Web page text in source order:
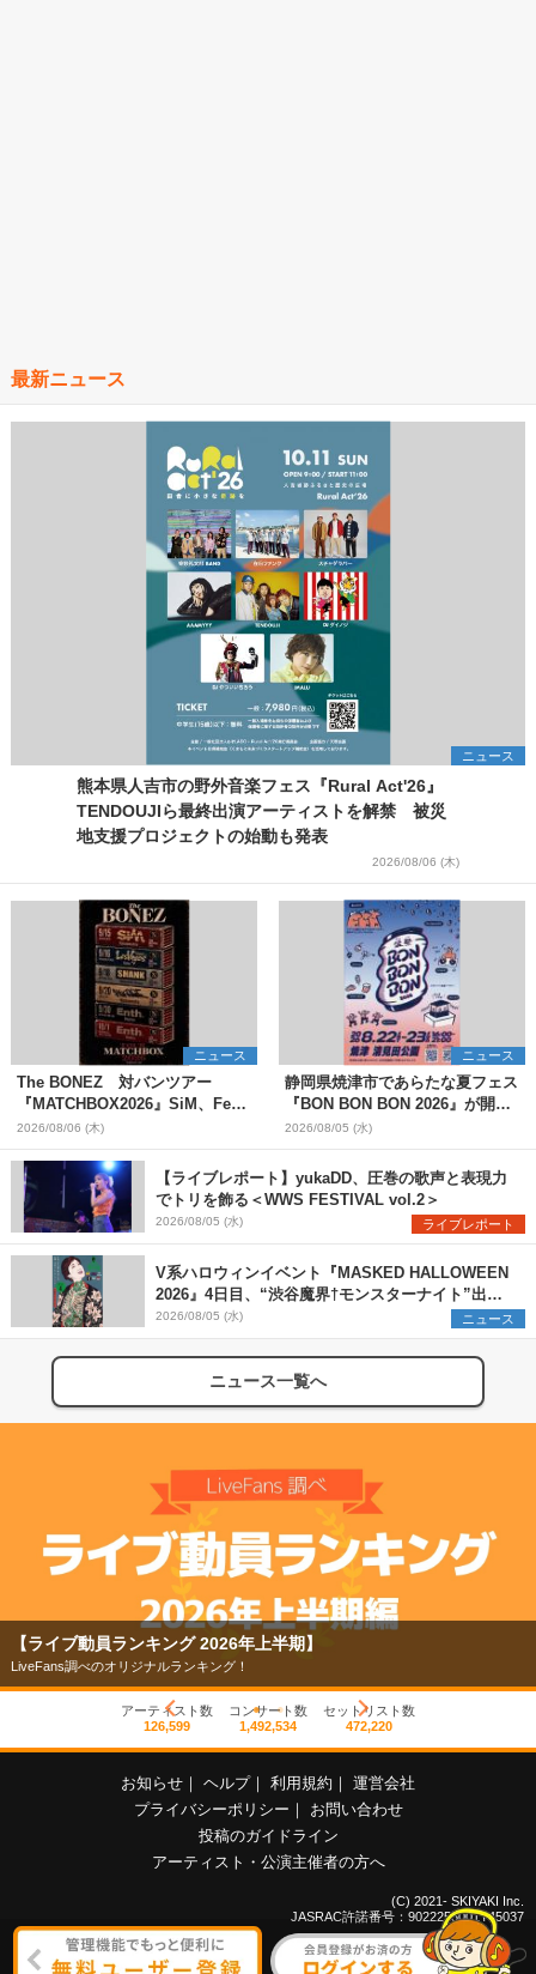
最新ニュース
ニュース
熊本県人吉市の野外音楽フェス『Rural Act'26』
TENDOUJIら最終出演アーティストを解禁 被災
地支援プロジェクトの始動も発表
2026/08/06 (木)
ニュース
The BONEZ 対バンツアー
『MATCHBOX2026』SiM、Fear,
and Loathing in Las Vegasら対
バンアーティストを一斉解禁
2026/08/06 (木)
ニュース
静岡県焼津市であらたな夏フェス
『BON BON BON 2026』が開
催 音楽ライブ×盆踊り×DJ×屋台
グルメ×ランタンナイトで彩る2日
間
2026/08/05 (水)
【ライブレポート】yukaDD、圧巻の歌声と表現力
でトリを飾る＜WWS FESTIVAL vol.2＞
2026/08/05 (水) ライブレポート
V系ハロウィンイベント『MASKED HALLOWEEN
2026』4日目、“渋谷魔界†モンスターナイト”出演6
組を発表
2026/08/05 (水) ニュース
ニュース一覧へ
【ライブ動員ランキング 2026年上半期】
LiveFans調べのオリジナルランキング！
アーティスト数
126,599
コンサート数
1,492,534
セットリスト数
472,220
お知らせ ヘルプ 利用規約
運営会社
プライバシーポリシー
お問い合わせ
投稿のガイドライン
アーティスト・公演主催者の方へ
(C) 2021- SKIYAKI Inc.
JASRAC許諾番号：9022255001Y45037